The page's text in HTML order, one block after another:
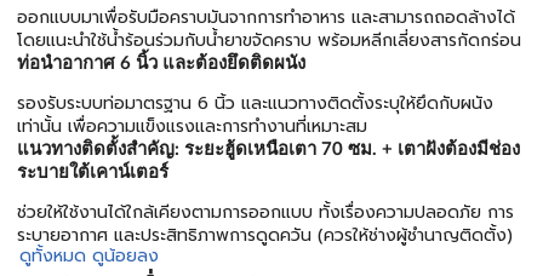
ออกแบบมาเพื่อรับมือคราบมันจากการทำอาหาร และสามารถถอดล้างได้
โดยแนะนำใช้น้ำร้อนร่วมกับน้ำยาขจัดคราบ พร้อมหลีกเลี่ยงสารกัดกร่อน
ท่อนำอากาศ 6 นิ้ว และต้องยึดติดผนัง
รองรับระบบท่อมาตรฐาน 6 นิ้ว และแนวทางติดตั้งระบุให้ยึดกับผนัง
เท่านั้น เพื่อความแข็งแรงและการทำงานที่เหมาะสม
แนวทางติดตั้งสำคัญ: ระยะฮู้ดเหนือเตา 70 ซม. + เตาฝังต้องมีช่อง
ระบายใต้เคาน์เตอร์
ช่วยให้ใช้งานได้ใกล้เคียงตามการออกแบบ ทั้งเรื่องความปลอดภัย การ
ระบายอากาศ และประสิทธิภาพการดูดควัน (ควรให้ช่างผู้ชำนาญติดตั้ง)
ดูทั้งหมด ดูน้อยลง